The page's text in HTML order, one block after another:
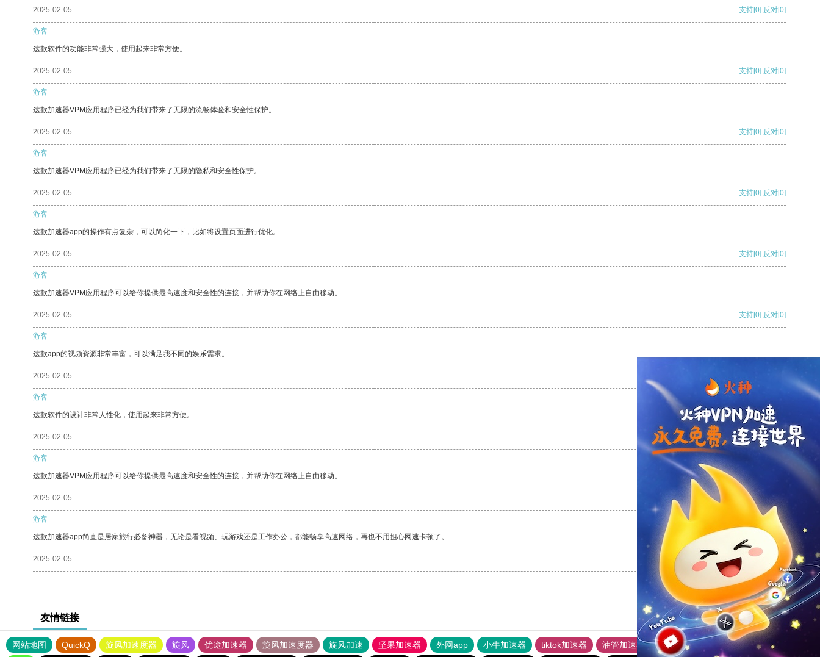
2025-02-05 支持[0] 反对[0]
游客
这款软件的功能非常强大，使用起来非常方便。
2025-02-05 支持[0] 反对[0]
游客
这款加速器VPM应用程序已经为我们带来了无限的流畅体验和安全性保护。
2025-02-05 支持[0] 反对[0]
游客
这款加速器VPM应用程序已经为我们带来了无限的隐私和安全性保护。
2025-02-05 支持[0] 反对[0]
游客
这款加速器app的操作有点复杂，可以简化一下，比如将设置页面进行优化。
2025-02-05 支持[0] 反对[0]
游客
这款加速器VPM应用程序可以给你提供最高速度和安全性的连接，并帮助你在网络上自由移动。
2025-02-05 支持[0] 反对[0]
游客
这款app的视频资源非常丰富，可以满足我不同的娱乐需求。
2025-02-05
游客
这款软件的设计非常人性化，使用起来非常方便。
2025-02-05 支持 [0] 反对[0]
游客
这款加速器VPM应用程序可以给你提供最高速度和安全性的连接，并帮助你在网络上自由移动。
2025-02-05 支持[0] 反对
游客
这款加速器app简直是居家旅行必备神器，无论是看视频、玩游戏还是工作办公，都能畅享高速网络，再也不用担心网速卡顿了。
2025-02-05 支持[0] 反对[0]
友情链接
网站地图 QuickQ 旋风加速度器 旋风 优途加速器 旋风加速度器 旋风加速 坚果加速器 外网app 小牛加速器 tiktok加速器 油管加速器 上油管加速器 回锅肉加速器